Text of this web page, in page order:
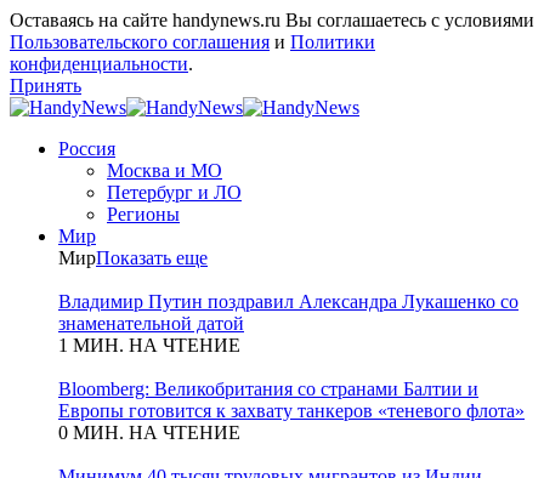
Оставаясь на сайте handynews.ru Вы соглашаетесь с условиями
Пользовательского соглашения и Политики
конфиденциальности.
Принять
Россия
Москва и МО
Петербург и ЛО
Регионы
Мир
МирПоказать еще
Владимир Путин поздравил Александра Лукашенко со
знаменательной датой
1 МИН. НА ЧТЕНИЕ
Bloomberg: Великобритания со странами Балтии и
Европы готовится к захвату танкеров «теневого флота»
0 МИН. НА ЧТЕНИЕ